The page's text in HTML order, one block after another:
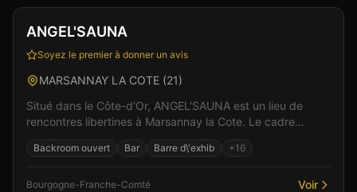
ANGEL'SAUNA
Soyez le premier à donner un avis
MARSANNAY LA COTE (21)
Situé dans le Côte-d'Or, ANGEL'SAUNA est un lieu de
rencontres libertines à Marsannay la Cote. Le cadre
Backroom ouvert Bar Barre d\'exhib +16
Bourgogne-Franche-Comté Voir